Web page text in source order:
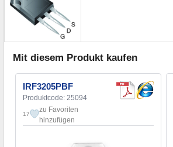
Mit diesem Produkt kaufen
IRF3205PBF
Produktcode: 25094
17
zu Favoriten
hinzufügen